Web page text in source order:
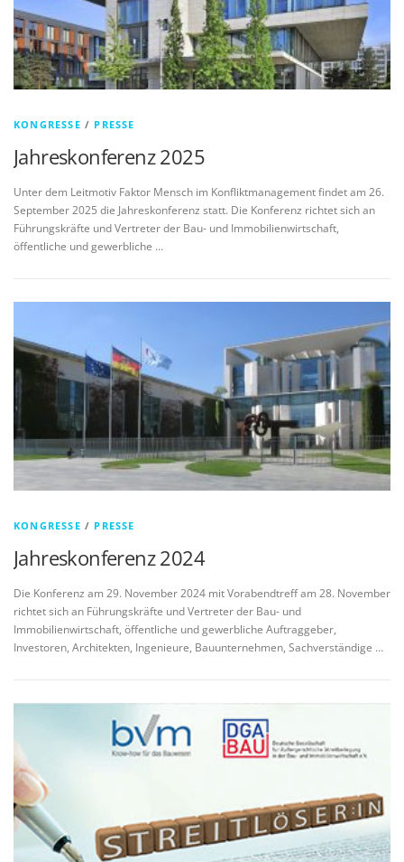
KONGRESSE / PRESSE
Jahreskonferenz 2025
Unter dem Leitmotiv Faktor Mensch im Konfliktmanagement findet am 26.
September 2025 die Jahreskonferenz statt. Die Konferenz richtet sich an
Führungskräfte und Vertreter der Bau- und Immobilienwirtschaft,
öffentliche und gewerbliche …
KONGRESSE / PRESSE
Jahreskonferenz 2024
Die Konferenz am 29. November 2024 mit Vorabendtreff am 28. November
richtet sich an Führungskräfte und Vertreter der Bau- und
Immobilienwirtschaft, öffentliche und gewerbliche Auftraggeber,
Investoren, Architekten, Ingenieure, Bauunternehmen, Sachverständige …